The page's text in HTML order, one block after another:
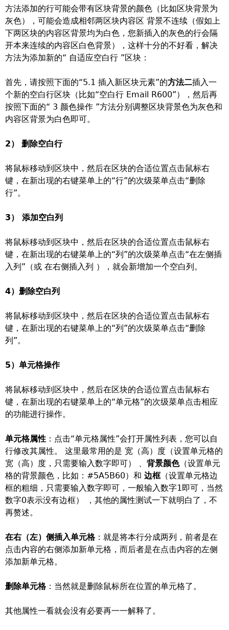
方法添加的行可能会带有区块背景的颜色（比如区块背景为
灰色），可能会造成相邻两区块内容区 背景不连续（假如上
下两区块的内容区背景均为白色，您新插入的灰色的行会隔
开本来连续的内容区白色背景），这样十分的不好看，解决
方法为添加新的“ 自适应空白行 ”区块：
首先，请按照下面的“5.1 插入新区块元素”的方法二插入一
个新的空白行区块（比如“空白行 Email R600”），然后再
按照下面的“ 3 颜色操作 ”方法分别调整区块背景色为灰色和
内容区背景为白色即可。
2） 删除空白行
将鼠标移动到区块中，然后在区块的合适位置点击鼠标右
键，在新出现的右键菜单上的“行”的次级菜单点击“删除
行”。
3） 添加空白列
将鼠标移动到区块中，然后在区块的合适位置点击鼠标右
键，在新出现的右键菜单上的“列”的次级菜单点击“在左侧插
入列”（或 在右侧插入列 ），就会新增加一个空白列。
4）删除空白列
将鼠标移动到区块中，然后在区块的合适位置点击鼠标右
键，在新出现的右键菜单上的“列”的次级菜单点击“删除
列”。
5）单元格操作
将鼠标移动到区块中，然后在区块的合适位置点击鼠标右
键，在新出现的右键菜单上的“单元格”的次级菜单点击相应
的功能进行操作。
单元格属性 ：点击“单元格属性”会打开属性列表，您可以自
行修改其属性。 这里最常用的是 宽（高）度（设置单元格的
宽（高）度，只需要输入数字即可） 、 背景颜色（设置单元
格的背景颜色，比如：#5A5B60）和 边框（设置单元格边
框的粗细，只需要输入数字即可，一般输入数字1即可，当然
数字0表示没有边框） ，其他的属性测试一下就明白了，不
再赘述。
在右（左）侧插入单元格：就是将本行分成两列，前者是在
点击内容的右侧添加新单元格，而后者是在点击内容的左侧
添加新单元格。
删除单元格：当然就是删除鼠标所在位置的单元格了。
其他属性一看就会没有必要再一一解释了。